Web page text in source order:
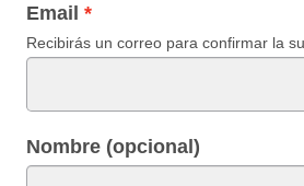
Email
Recibirás un correo para confirmar la
Nombre (opcional)